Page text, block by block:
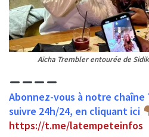
Aïcha Trembler entourée de
Abonnez-vous à notre chaîne
suivre 24h/24, en cliquant ici
https://t.me/latempeteinfos